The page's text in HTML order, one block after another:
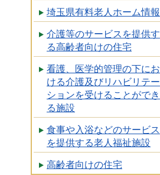
埼玉県有料老人ホーム情報
介護等のサービスを提供す
る高齢者向けの住宅
看護、医学的管理の下にお
ける介護及びリハビリテー
ションを受けることができ
る施設
食事や入浴などのサービス
を提供する老人福祉施設
高齢者向けの住宅